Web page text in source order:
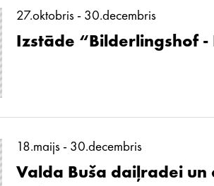
27.oktobris - 30.decembris
Izstāde “Bilderlingshof
18.maijs - 30.decembris
Valda Buša daiļradei un